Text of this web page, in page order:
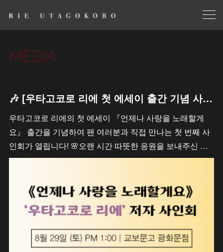
MEDIA
🎶 [우타고코로 리에 첫 에세이 출간 기념 사인회 안내 / 歌心りえ 初エッセイ出版記念サイン会のお知らせ]
우타고코로 리에의 첫 에세이 『언제나 사랑을 노래할게
요』 출간을 기념하여 팬 여러분과 직접 만나는 첫 번째 사
인회가 열립니다! 🌸오랜 시간 따뜻한 응원을 보내주신 …